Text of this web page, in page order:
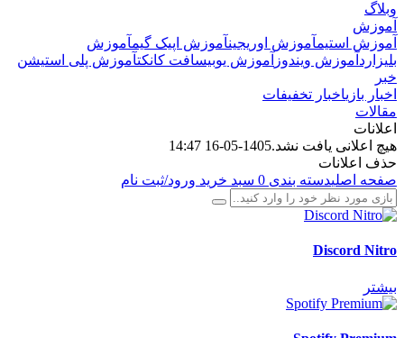
وبلاگ
آموزش
آموزش استیمآموزش اوریجینآموزش اپیک گیمآموزش
بلیزارد آموزش ویندوز آموزش یوبیسافت کانکتآموزش پلی استیشن
خبر
اخبار بازیاخبار تخفیفات
مقالات
اعلانات
هیچ اعلانی یافت نشد.1405-05-16 14:47
حذف اعلانات
صفحه اصلیدسته بندی 0 سبد خرید ورود/ثبت نام
Discord Nitro
بیشتر